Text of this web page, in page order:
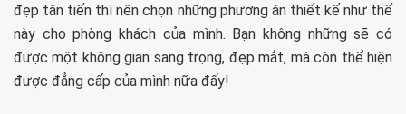
đẹp tân tiến thì nên chọn những phương án thiết kế như thế
này cho phòng khách của mình. Bạn không những sẽ có
được một không gian sang trọng, đẹp mắt, mà còn thể hiện
được đẳng cấp của mình nữa đấy!